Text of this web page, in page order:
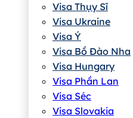
Visa Thụy Sĩ
Visa Ukraine
Visa Ý
Visa Bồ Đào Nha
Visa Hungary
Visa Phần Lan
Visa Séc
Visa Slovakia